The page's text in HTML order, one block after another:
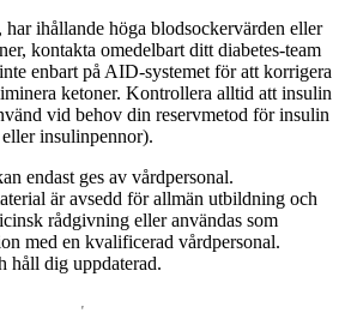
ihållande höga blodsockervärden eller
kontakta omedelbart ditt diabetes-team
enbart på AID-systemet för att korrigera
ketoner. Kontrollera alltid att insulin
vid behov din reservmetod för insulin
insulinpennor).
endast ges av vårdpersonal.
är avsedd för allmän utbildning och
rådgivning eller användas som
med en kvalificerad vårdpersonal.
håll dig uppdaterad.